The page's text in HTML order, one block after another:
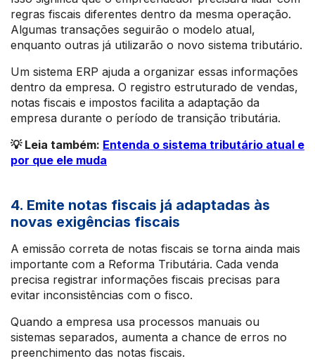
regras fiscais diferentes dentro da mesma operação.
Algumas transações seguirão o modelo atual,
enquanto outras já utilizarão o novo sistema tributário.
Um sistema ERP ajuda a organizar essas informações
dentro da empresa. O registro estruturado de vendas,
notas fiscais e impostos facilita a adaptação da
empresa durante o período de transição tributária.
💡 Leia também: Entenda o sistema tributário atual e
por que ele muda
4. Emite notas fiscais já adaptadas às
novas exigências fiscais
A emissão correta de notas fiscais se torna ainda mais
importante com a Reforma Tributária. Cada venda
precisa registrar informações fiscais precisas para
evitar inconsistências com o fisco.
Quando a empresa usa processos manuais ou
sistemas separados, aumenta a chance de erros no
preenchimento das notas fiscais.